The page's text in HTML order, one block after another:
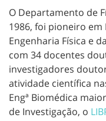
O Departamento de
1986, foi pioneiro
Engenharia Física e
com 34 docentes
investigadores
atividade científica
Engª Biomédica
de Investigação, o